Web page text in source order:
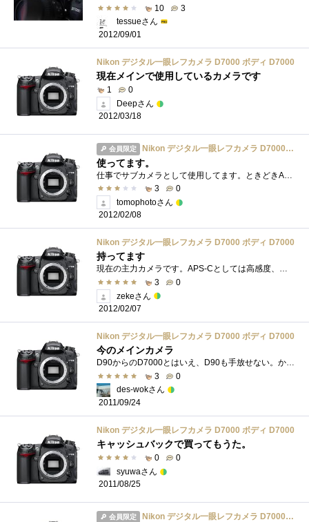
10
3
tessueさん
2012/09/01
Nikon デジタル一眼レフカメラ D7000 ボディ D7000
現在メインで使用しているカメラです
1
0
Deepさん
2012/03/18
会員限定 Nikon デジタル一眼レフカメラ D7000 ボディ D7000
使ってます。
3
0
tomophotoさん
2012/02/08
Nikon デジタル一眼レフカメラ D7000 ボディ D7000
持ってます
現在の主力カメラです。APS-Cとしては高感度、画素数、シャッタースピード、連写能力のバランスに優れておりどのような場面でも使いやすいカメ...
3
0
zekeさん
2012/02/07
Nikon デジタル一眼レフカメラ D7000 ボディ D7000
今のメインカメラ
D90からのD7000とはいえ、D90も手放せない。かなりいい感じの相棒。
3
0
des-wokさん
2011/09/24
Nikon デジタル一眼レフカメラ D7000 ボディ D7000
キャッシュバックで買ってもうた。
0
0
syuwaさん
2011/08/25
会員限定 Nikon デジタル一眼レフカメラ D7000 ボディ D7000